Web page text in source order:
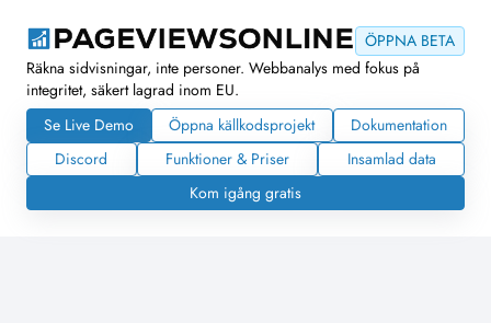
ÖPPNA BETA
Räkna sidvisningar, inte personer. Webbanalys med fokus på
integritet, säkert lagrad inom EU.
Se Live Demo
Öppna källkodsprojekt
Dokumentation
Discord
Funktioner & Priser
Insamlad data
Kom igång gratis